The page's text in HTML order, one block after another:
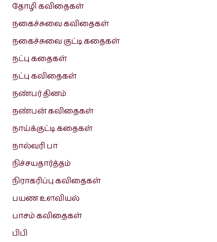
தோழி கவிதைகள்
நகைச்சுவை கவிதைகள்
நகைச்சுவை குட்டி கதைகள்
நட்பு கதைகள்
நட்பு கவிதைகள்
நண்பர் தினம்
நண்பன் கவிதைகள்
நாய்க்குட்டி கதைகள்
நால்வரி பா
நிச்சயதார்த்தம்
நிராகரிப்பு கவிதைகள்
பயண உளவியல்
பாசம் கவிதைகள்
பிபி